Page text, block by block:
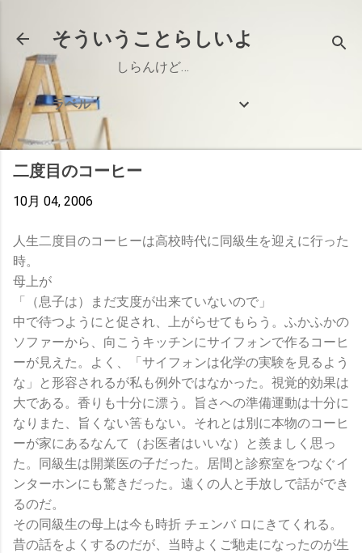
そういうことらしいよ
しらんけど…
ラベル
二度目のコーヒー
10月 04, 2006
人生二度目のコーヒーは高校時代に同級生を迎えに行った
時。
母上が
「（息子は）まだ支度が出来ていないので」
中で待つようにと促され、上がらせてもらう。ふかふかの
ソファーから、向こうキッチンにサイフォンで作るコーヒ
ーが見えた。よく、「サイフォンは化学の実験を見るよう
な」と形容されるが私も例外ではなかった。視覚的効果は
大である。香りも十分に漂う。旨さへの準備運動は十分に
なりまた、旨くない筈もない。それとは別に本物のコーヒ
ーが家にあるなんて（お医者はいいな）と羨ましく思っ
た。同級生は開業医の子だった。居間と診察室をつなぐイ
ンターホンにも驚きだった。遠くの人と手放しで話ができ
るのだ。
その同級生の母上は今も時折 チェンバ ロにきてくれる。
昔の話をよくするのだが、当時よくご馳走になったのが生